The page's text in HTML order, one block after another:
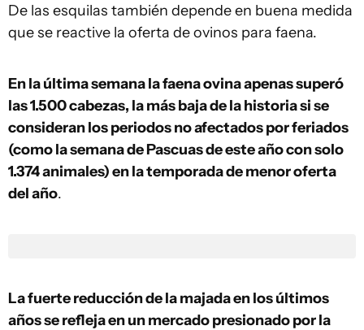
De las esquilas también depende en buena medida
que se reactive la oferta de ovinos para faena.
En la última semana la faena ovina apenas superó
las 1.500 cabezas, la más baja de la historia si se
consideran los periodos no afectados por feriados
(como la semana de Pascuas de este año con solo
1.374 animales) en la temporada de menor oferta
del año.
La fuerte reducción de la majada en los últimos
años se refleja en un mercado presionado por la